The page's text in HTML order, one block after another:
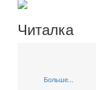
Читалка
Больше...